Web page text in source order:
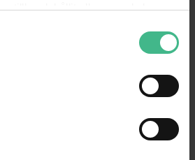
tillhandahållit eller som de har
25KG BLACK EUROPALMS ROTARY PLATE 25CM UP TO
Roterande platta 25cm upp till 25